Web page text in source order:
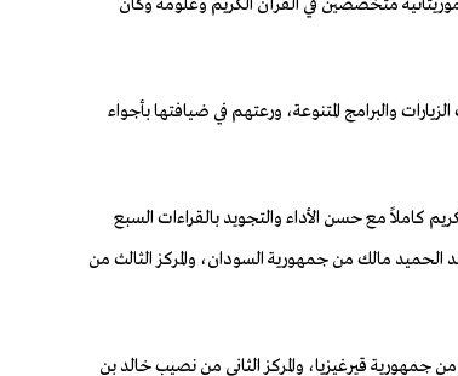
متخصصين في القرآن الكريم وعلومه وكان
والبرامج المتنوعة، ورعتهم في ضيافتها بأجواء
الأول في الفرع الأول في حفظ القرآن الكريم كاملاً مع حسن الأداء والتجويد بالقراءات السبع
الحميد مالك من جمهورية السودان، والمركز الثالث من
جمهورية قيرغيزيا، والمركز الثاني من نصيب خالد بن